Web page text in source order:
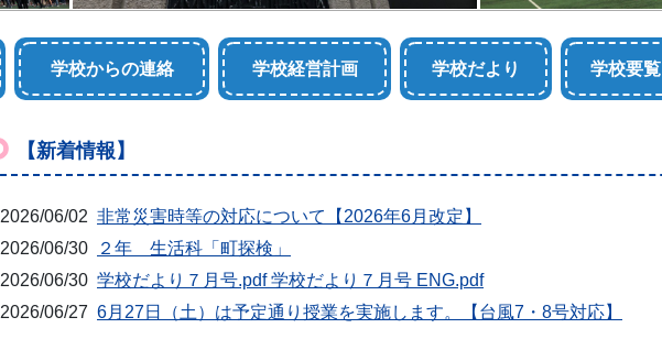
学校からの連絡 学校経営計画 学校だより 学校要覧
【新着情報】
2026/06/02 非常災害時等の対応について【2026年6月改定】
2026/06/30
２年 生活科「町探検」
2026/06/30 学校だより７月号.pdf 学校だより７月号 ENG.pdf
2026/06/27 6月27日（土）は予定通り授業を実施します。【台風7・8号対応】